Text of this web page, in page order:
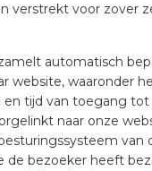
verstrekt voor zover
automatisch
website, waaronder
tijd van toegang
naar onze
van
de bezoeker heeft